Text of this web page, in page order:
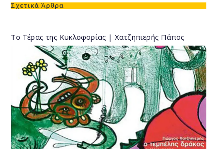
Σχετικά Άρθρα
Το Τέρας της Κυκλοφορίας | Χατζηπιερής Πάπος